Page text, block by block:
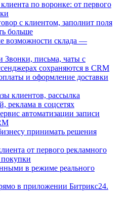
по воронке: от первого
с клиентом, заполнит поля
больше
возможности склада —
Звонки, письма, чаты с
сохраняются в CRM
и оформление доставки
клиентов, рассылка
реклама в соцсетях
автоматизации записи
принимать решения
от первого рекламного
в режиме реального
в приложении Битрикс24.